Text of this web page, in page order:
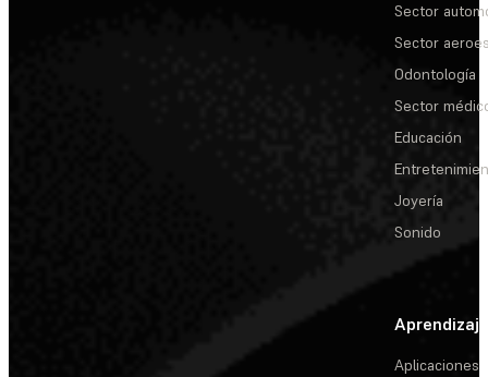
Sector
Sector
Odontología
Sector
Educación
Joyería
Sonido
Aprendizaje
Aplicaciones